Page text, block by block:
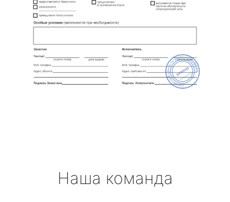
Наша команда